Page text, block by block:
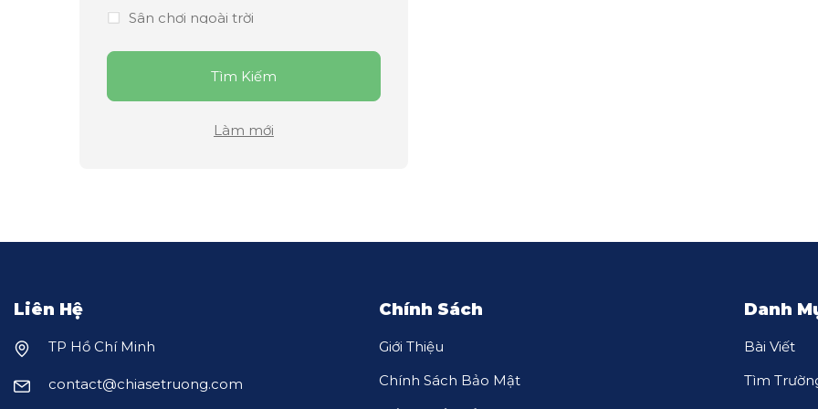
Sân chơi ngoài trời
Thư viện
Trông thứ BảyTìm Kiếm
Làm mới
Liên Hệ
TP Hồ Chí Minh
contact@chiasetruong.com
Chính Sách
Giới Thiệu
Chính Sách Bảo Mật
Danh
Bài Viết
Tìm